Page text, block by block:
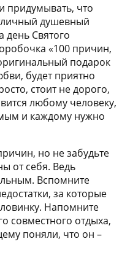
придумывать, что
душевный
день Святого
«100 причин,
подарок
будет приятно
стоит не дорого,
любому человеку,
и каждому нужно
но не забудьте
от себя. Ведь
Вспомните
за которые
Напомните
совместного отдыха,
поняли, что он –